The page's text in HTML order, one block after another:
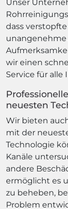
Unser
dass
unangenehme
wir einen
Service für alle
neuesten
Wir bieten
mit der
Technologie
Kanäle
andere
ermöglicht es
zu beheben,
Problem